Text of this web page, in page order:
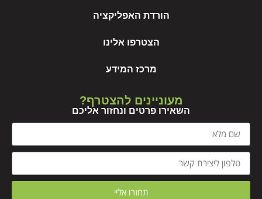
הורדת האפליקציה
הצטרפו אלינו
מרכז המידע
מעוניינים להצטרף?
השאירו פרטים ונחזור אליכם
תחזרו אליי